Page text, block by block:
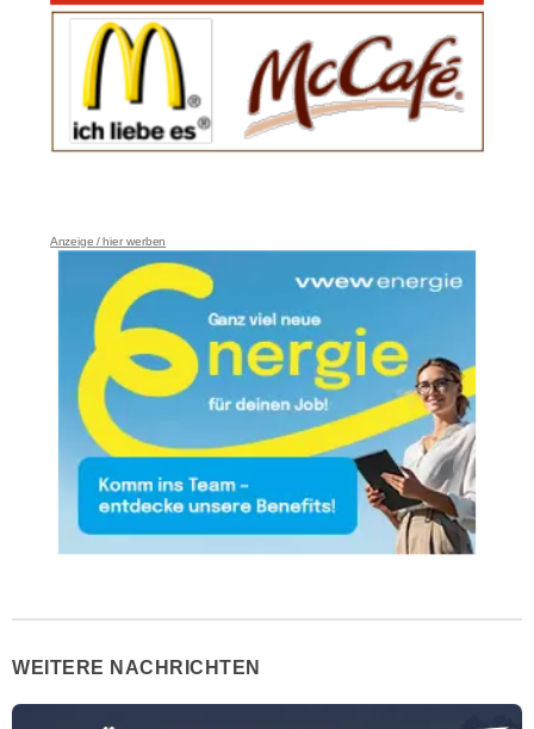
Anzeige / hier werben
WEITERE NACHRICHTEN